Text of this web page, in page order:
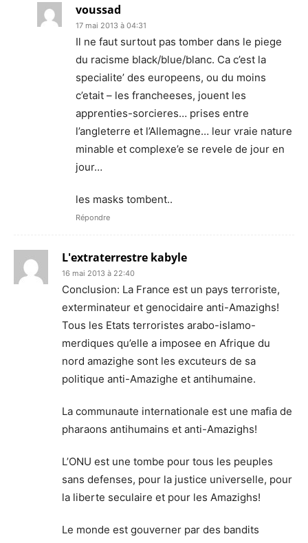
voussad
17 mai 2013 à 04:31
Il ne faut surtout pas tomber dans le piege
du racisme black/blue/blanc. Ca c’est la
specialite’ des europeens, ou du moins
c’etait – les francheeses, jouent les
apprenties-sorcieres… prises entre
l’angleterre et l’Allemagne… leur vraie nature
minable et complexe’e se revele de jour en
jour…
les masks tombent..
Répondre
L'extraterrestre kabyle
16 mai 2013 à 22:40
Conclusion: La France est un pays terroriste,
exterminateur et genocidaire anti-Amazighs!
Tous les Etats terroristes arabo-islamo-
merdiques qu’elle a imposee en Afrique du
nord amazighe sont les excuteurs de sa
politique anti-Amazighe et antihumaine.
La communaute internationale est une mafia de
pharaons antihumains et anti-Amazighs!
L’ONU est une tombe pour tous les peuples
sans defenses, pour la justice universelle, pour
la liberte seculaire et pour les Amazighs!
Le monde est gouverner par des bandits